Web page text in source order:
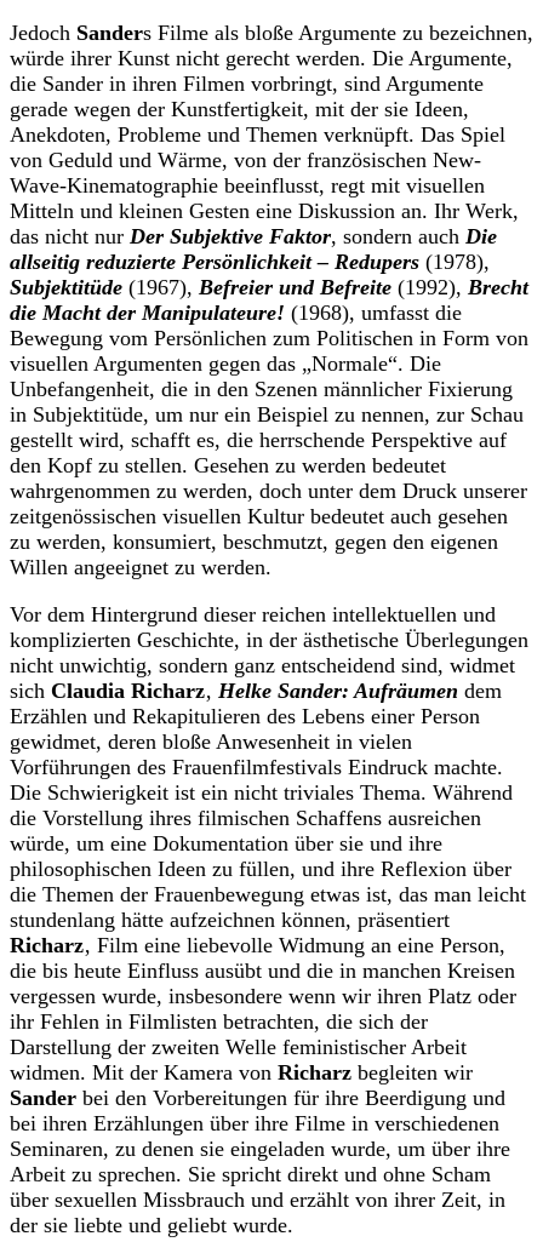
Jedoch Sanders Filme als bloße Argumente zu bezeichnen,
würde ihrer Kunst nicht gerecht werden. Die Argumente,
die Sander in ihren Filmen vorbringt, sind Argumente
gerade wegen der Kunstfertigkeit, mit der sie Ideen,
Anekdoten, Probleme und Themen verknüpft. Das Spiel
von Geduld und Wärme, von der französischen New-
Wave-Kinematographie beeinflusst, regt mit visuellen
Mitteln und kleinen Gesten eine Diskussion an. Ihr Werk,
das nicht nur Der Subjektive Faktor, sondern auch Die
allseitig reduzierte Persönlichkeit – Redupers (1978),
Subjektitüde (1967), Befreier und Befreite (1992), Brecht
die Macht der Manipulateure! (1968), umfasst die
Bewegung vom Persönlichen zum Politischen in Form von
visuellen Argumenten gegen das „Normale“. Die
Unbefangenheit, die in den Szenen männlicher Fixierung
in Subjektitüde, um nur ein Beispiel zu nennen, zur Schau
gestellt wird, schafft es, die herrschende Perspektive auf
den Kopf zu stellen. Gesehen zu werden bedeutet
wahrgenommen zu werden, doch unter dem Druck unserer
zeitgenössischen visuellen Kultur bedeutet auch gesehen
zu werden, konsumiert, beschmutzt, gegen den eigenen
Willen angeeignet zu werden.
Vor dem Hintergrund dieser reichen intellektuellen und
komplizierten Geschichte, in der ästhetische Überlegungen
nicht unwichtig, sondern ganz entscheidend sind, widmet
sich Claudia Richarz‚ Helke Sander: Aufräumen dem
Erzählen und Rekapitulieren des Lebens einer Person
gewidmet, deren bloße Anwesenheit in vielen
Vorführungen des Frauenfilmfestivals Eindruck machte.
Die Schwierigkeit ist ein nicht triviales Thema. Während
die Vorstellung ihres filmischen Schaffens ausreichen
würde, um eine Dokumentation über sie und ihre
philosophischen Ideen zu füllen, und ihre Reflexion über
die Themen der Frauenbewegung etwas ist, das man leicht
stundenlang hätte aufzeichnen können, präsentiert
Richarz‚ Film eine liebevolle Widmung an eine Person,
die bis heute Einfluss ausübt und die in manchen Kreisen
vergessen wurde, insbesondere wenn wir ihren Platz oder
ihr Fehlen in Filmlisten betrachten, die sich der
Darstellung der zweiten Welle feministischer Arbeit
widmen. Mit der Kamera von Richarz begleiten wir
Sander bei den Vorbereitungen für ihre Beerdigung und
bei ihren Erzählungen über ihre Filme in verschiedenen
Seminaren, zu denen sie eingeladen wurde, um über ihre
Arbeit zu sprechen. Sie spricht direkt und ohne Scham
über sexuellen Missbrauch und erzählt von ihrer Zeit, in
der sie liebte und geliebt wurde.